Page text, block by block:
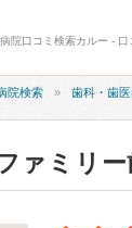
病院口コミ検索カルー -
院検索 歯科・歯
ァミリ